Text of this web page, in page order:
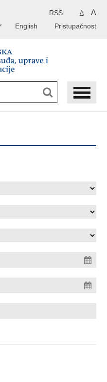
A A
RSS
Pristupačnost
English